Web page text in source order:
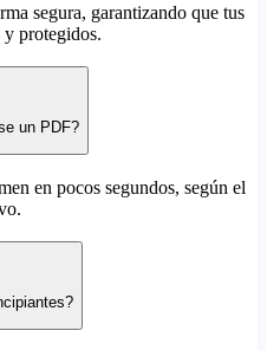
segura, garantizando que tus
y protegidos.
un PDF?
en pocos segundos, según el